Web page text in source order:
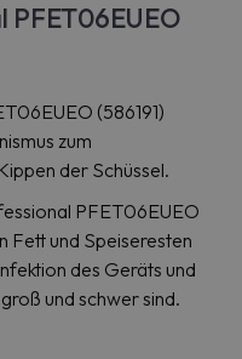
PFET06EUEO
(586191)
zum
der Schüssel.
PFET06EUEO
Fett und Speiseresten
des Geräts und
und schwer sind.